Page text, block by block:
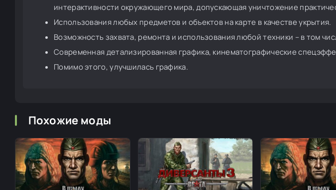
интерактивности окружающего мира, допускающая уничтожение
Использования любых предметов и объектов на карте в качестве укрытия.
Возможность захвата, ремонта и использования любой техники – в том
Современная детализированная графика, кинематографические
Помимо этого, улучшилась графика.
Похожие моды